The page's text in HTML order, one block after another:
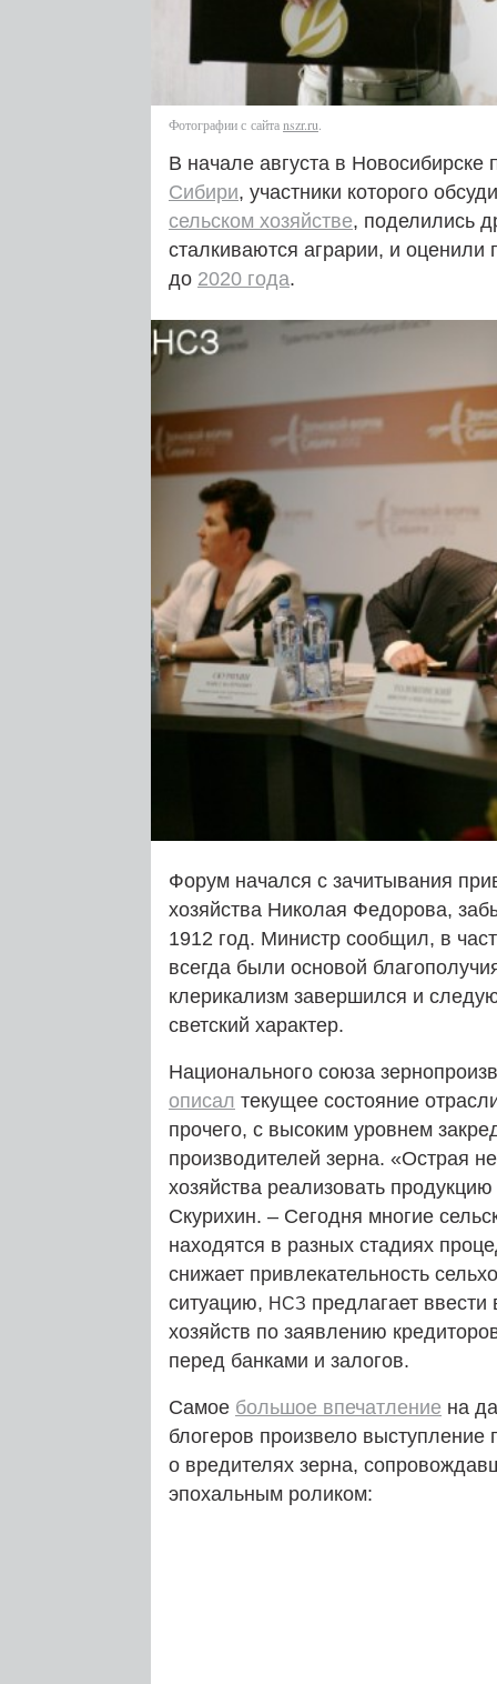
Фотографии с сайтаnszr.ru.
В начале августа в
Сибири, участники которого
сельском хозяйстве, поделились
сталкиваются аграрии, и оценили
до 2020 года.
Форум начался с зачитывания
хозяйства Николая Федорова,
1912 год. Министр сообщил, в
всегда были основой
клерикализм завершился и
светский характер.
Национального союза
описал текущее состояние
прочего, с высоким уровнем
производителей зерна. «Острая
хозяйства реализовать
Скурихин. – Сегодня многие
находятся в разных стадиях
снижает привлекательность
ситуацию, НСЗ предлагает
хозяйств по заявлению
перед банками и залогов.
Самое большое впечатление на
блогеров произвело
о вредителях зерна,
эпохальным роликом: